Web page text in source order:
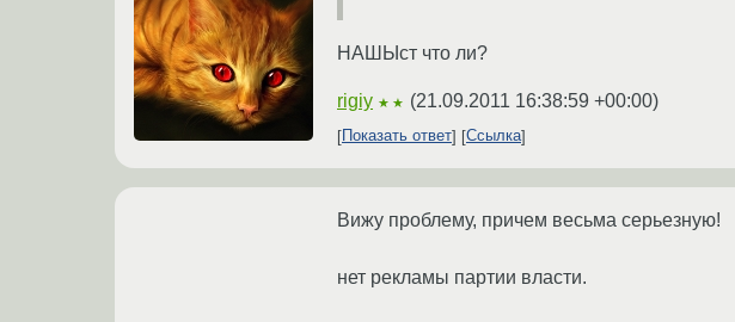
НАШЫст что ли?
rigiy ★★ (21.09.2011 16:38:59 +00:00)
Показать ответ Ссылка
Вижу проблему, причем весьма серьезную!
нет рекламы партии власти.